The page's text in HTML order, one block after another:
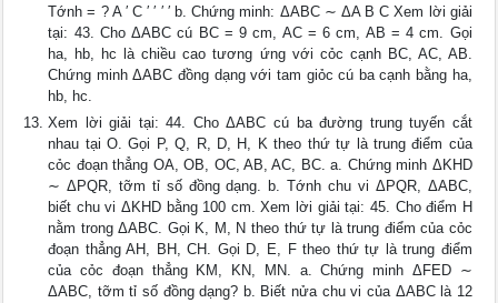
Tớnh = ? A ′ C ′ ′ ′ ′ b. Chứng minh: ΔABC ∼ ΔA B C Xem lời giải
tại: 43. Cho ΔABC cú BC = 9 cm, AC = 6 cm, AB = 4 cm. Gọi
ha, hb, hc là chiều cao tương ứng với cỏc cạnh BC, AC, AB.
Chứng minh ΔABC đồng dạng với tam giỏc cú ba cạnh bằng ha,
hb, hc.
Xem lời giải tại: 44. Cho ΔABC cú ba đường trung tuyến cắt
nhau tại O. Gọi P, Q, R, D, H, K theo thứ tự là trung điểm của
cỏc đoạn thẳng OA, OB, OC, AB, AC, BC. a. Chứng minh ΔKHD
∼ ΔPQR, tỡm tỉ số đồng dạng. b. Tớnh chu vi ΔPQR, ΔABC,
biết chu vi ΔKHD bằng 100 cm. Xem lời giải tại: 45. Cho điểm H
nằm trong ΔABC. Gọi K, M, N theo thứ tự là trung điểm của cỏc
đoạn thẳng AH, BH, CH. Gọi D, E, F theo thứ tự là trung điểm
của cỏc đoạn thẳng KM, KN, MN. a. Chứng minh ΔFED ∼
ΔABC, tỡm tỉ số đồng dạng? b. Biết nửa chu vi của ΔABC là 12